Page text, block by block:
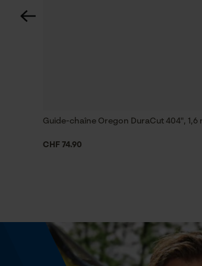
60 deg
Non
Guide-chaîne Oregon DuraCut 404", 1,6
CHF 74.90